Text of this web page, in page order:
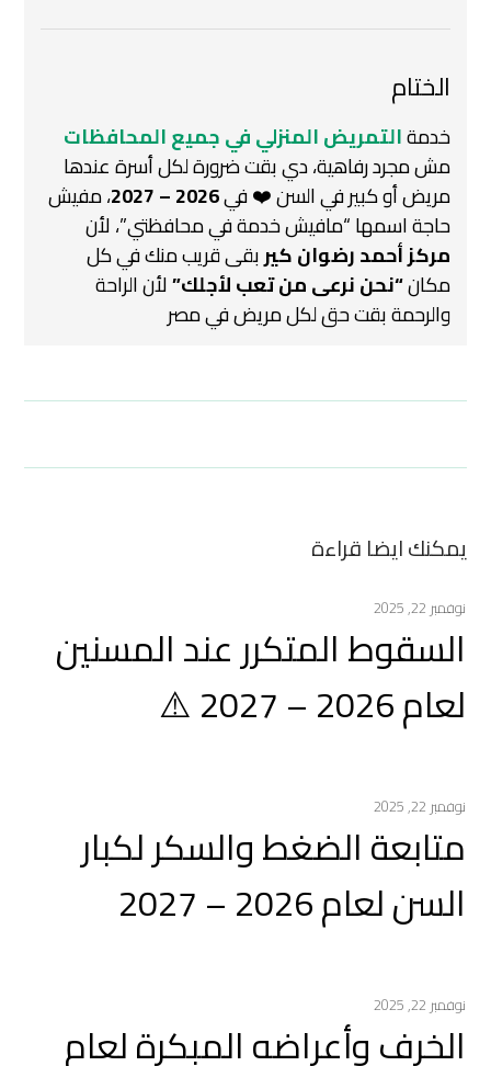
الختام
خدمةالتمريض المنزلي في جميع المحافظات
مش مجرد رفاهية،دي بقت ضرورة لكل أسرة عندها
مريض أو كبير في السن ❤️في2026 – 2027
، مفيش
حاجة اسمها “مافيش خدمة في محافظتي”،لأن
مركز أحمد رضوان كيربقى قريب منك في كل
مكان“نحن نرعى من تعب لأجلك”لأن الراحة
والرحمة بقت حق لكل مريض في مصر
يمكنك ايضا قراءة
نوفمبر 22, 2025
السقوط المتكرر عند المسنين
لعام 2026 – 2027 ⚠️
نوفمبر 22, 2025
متابعة الضغط والسكر لكبار
السن لعام 2026 – 2027
نوفمبر 22, 2025
الخرف وأعراضه المبكرة لعام